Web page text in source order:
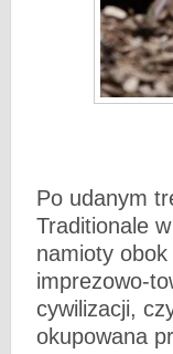
Po udanym
Traditionale
namioty obok
imprezowo-
cywilizacji,
okupowana